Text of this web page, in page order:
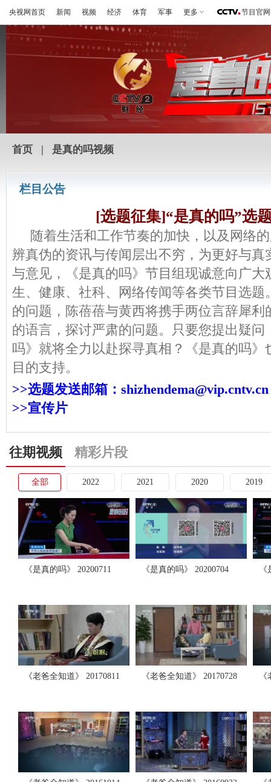
央视网首页 新闻 视频 经济 体育 军事 更多 节目官网
首页 | 是真的吗视频
栏目公告
[选题征集]“是真的吗”选
随着生活和工作节奏的加快，以及网络
辨真伪的资讯与传闻层出不穷，为更好与真
与意见，《是真的吗》节目组现诚意向广大
生、健康、社科、网络传闻等各类节目选题
的问题，陈蓓蓓与黄西将携手两位言辞犀利
的语言，探讨严肃的问题。只要您提出疑问
吗》就将全力以赴探寻真相？《是真的吗》
目的支持。
>>选题发送邮箱：shizhendema@vip.cntv.cn
>>宣传片
往期视频 精彩片段
全部 2022 2021 2020 2019
《是真的吗》 20200711 《是真的吗》 20200704
《老爸全知道》 20170811 《老爸全知道》 20170728